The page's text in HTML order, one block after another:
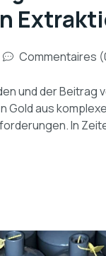
Commentaires
und der Beitrag
Gold aus
In